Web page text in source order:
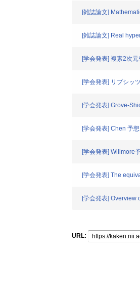
[雑誌論文]
[雑誌論文] Real
[学会発表] 複素2次
[学会発表] リプシッ
[学会発表] Grove-
[学会発表] Chen 予
[学会発表] Willmore
[学会発表] The
[学会発表]
URL: